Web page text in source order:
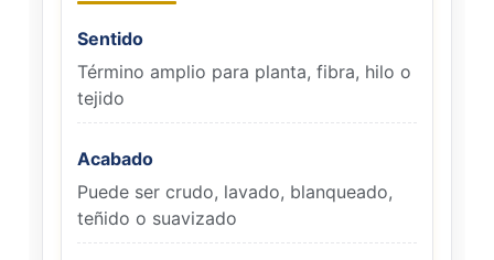
Sentido
Término amplio para planta, fibra, hilo o
tejido
Acabado
Puede ser crudo, lavado, blanqueado,
teñido o suavizado